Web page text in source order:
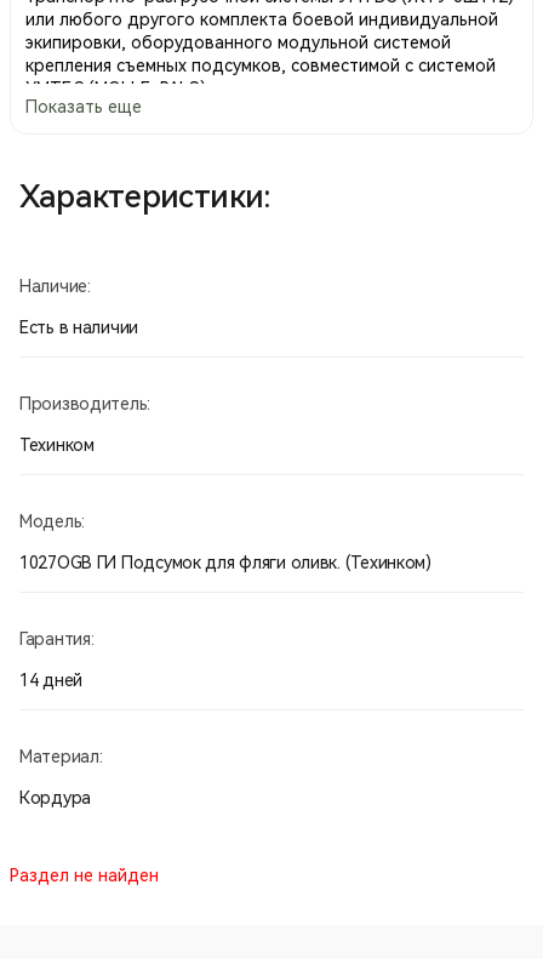
или любого другого комплекта боевой индивидуальной
экипировки, оборудованного модульной системой
крепления съемных подсумков, совместимой с системой
УМТБС (MOLLE, PALS).
комбинированного котелка.
• По верху подсумка проходит эластичный шнур с двумя
подсумке раздвоенной стропой с быстроразъемной
пряжкой "фастекс".
застежку.
• В донной части подсумка имеется отверстие для стока
воды.
Масса: 110 гр.
Материалы:
Показать еще
Характеристики:
Наличие:
Есть в наличии
Производитель:
Техинком
Модель:
1027OGB ГИ Подсумок для фляги оливк. (Техинком)
Гарантия:
14 дней
Материал:
Кордура
Раздел не найден